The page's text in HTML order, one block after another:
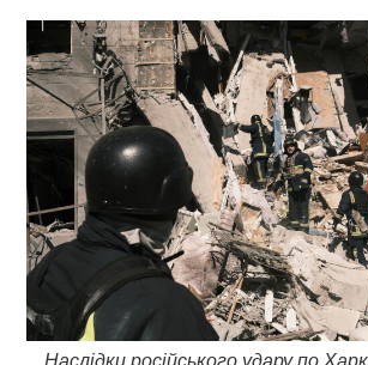
Наслідки російського удару по